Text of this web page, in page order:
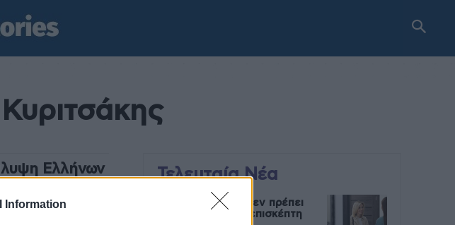
Information
Ελλήνων
Τελευταία Νέα
9 πράγματα που δεν πρέπει
να λέτε σε έναν επισκέπτη